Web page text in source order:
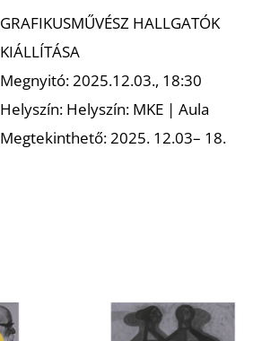
GRAFIKUSMŰVÉSZ HALLGATÓK
KIÁLLÍTÁSA
Megnyitó: 2025.12.03., 18:30
Helyszín: Helyszín: MKE | Aula
Megtekinthető: 2025. 12.03– 18.